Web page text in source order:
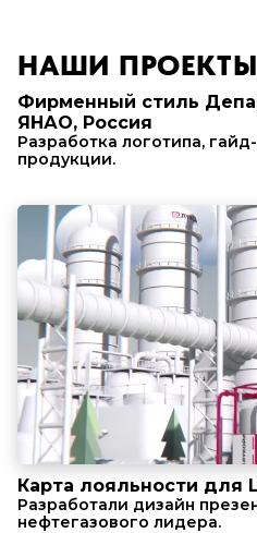
НАШИ ПРОЕКТЫ
Фирменный стиль
ЯНАО, Россия
Разработка логотипа,
продукции.
Карта лояльности для
Разработали дизайн
нефтегазового лидера.